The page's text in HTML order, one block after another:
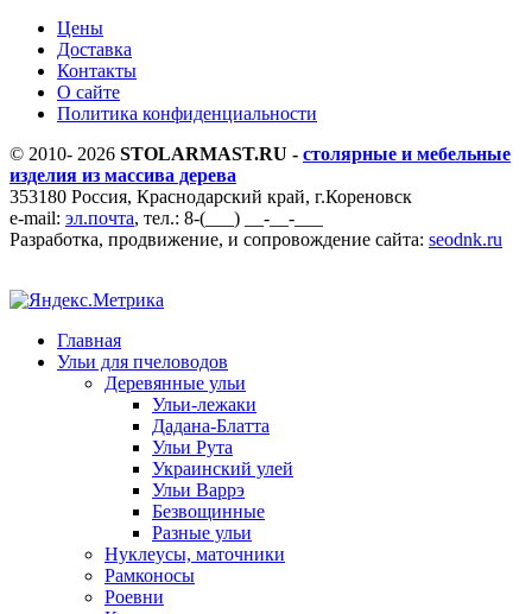
Цены
Доставка
Контакты
О сайте
Политика конфиденциальности
© 2010- 2026 STOLARMAST.RU - столярные и мебельные
изделия из массива дерева
353180 Россия, Краснодарский край, г.Кореновск
e-mail: эл.почта, тел.: 8-(___) __-__-___
Разработка, продвижение, и сопровождение сайта: seodnk.ru
Главная
Ульи для пчеловодов
Деревянные ульи
Ульи-лежаки
Дадана-Блатта
Ульи Рута
Украинский улей
Ульи Варрэ
Безвощинные
Разные ульи
Нуклеусы, маточники
Рамконосы
Роевни